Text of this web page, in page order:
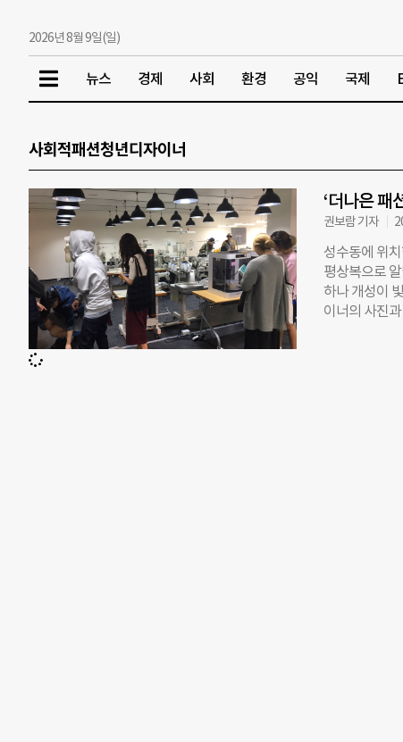
2026년 8월 9일(일)
뉴스 경제 사회 환경 공익 국제
사회적패션청년디자이너
‘더나은 패
권보람 기자
성수동에 위
평상복으로
하나 개성이
이너의 사진